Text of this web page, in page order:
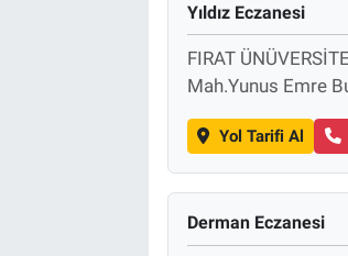
Yıldız Eczanesi
FIRAT
Mah.Yunus Emre
Yol Tarifi Al
Derman Eczanesi